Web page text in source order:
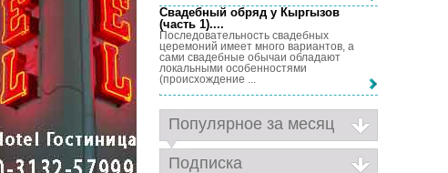
Свадебный обряд у Кыргызов
(часть 1)....
Последовательность свадебных
церемоний имеет много вариантов, а
сами свадебные обычаи обладают
локальными особенностями
(происхождение ...
Популярное за месяц
Подписка